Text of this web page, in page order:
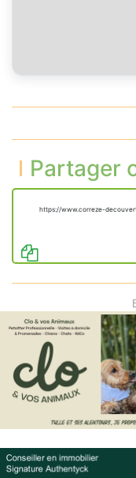
Partager
https://www.correze-